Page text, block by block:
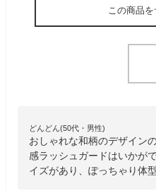
この商品
どんどん(50代・男性)
おしゃれな和柄のデザイン
感ラッシュガードはいかが
イズがあり、ぽっちゃり体